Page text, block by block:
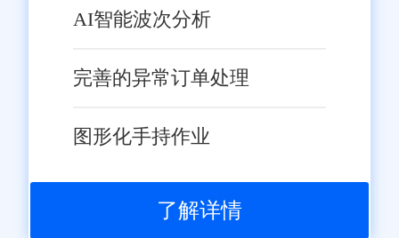
压亏损。用上旺店通后，系统自
开，损失减少80%!
新员工半天就能上手;
AI智能波次分析
完善的异常订单处理
图形化手持作业
了解详情